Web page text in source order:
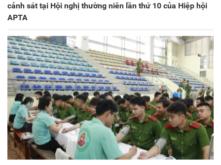
cảnh sát tại Hội nghị thường niên lần thứ 10 của Hiệp hội
APTA